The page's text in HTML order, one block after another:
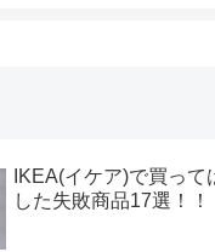
IKEA(イケア)で買っ
した失敗商品17選！！